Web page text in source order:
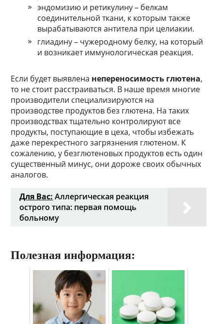
эндомизию и ретикулину – белкам
соединительной ткани, к которым также
вырабатываются антитела при целиакии.
глиадину – чужеродному белку, на который
и возникает иммунологическая реакция.
Если будет выявлена непереносимость глютена,
то не стоит расстраиваться. В наше время многие
производители специализируются на
производстве продуктов без глютена. На таких
производствах тщательно контролируют все
продукты, поступающие в цеха, чтобы избежать
даже перекрестного загрязнения глютеном. К
сожалению, у безглютеновых продуктов есть один
существенный минус, они дороже своих обычных
аналогов.
Для Вас: Аллергическая реакция
острого типа: первая помощь
больному
Полезная информация: